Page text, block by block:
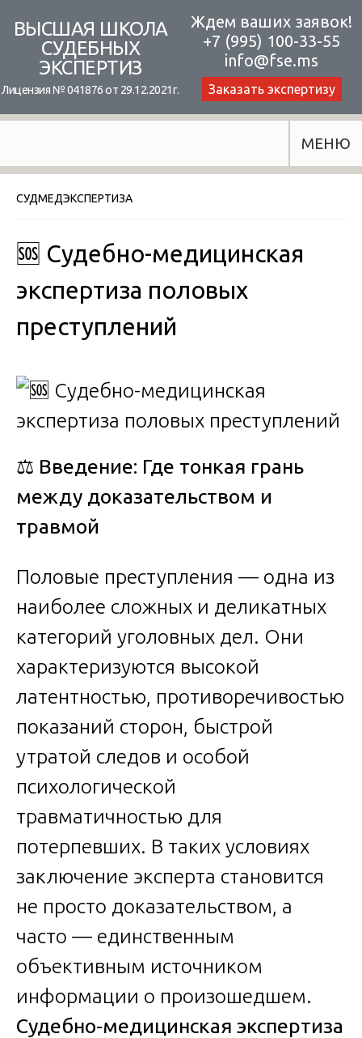
content
ВЫСШАЯ ШКОЛА
СУДЕБНЫХ
ЭКСПЕРТИЗ
Лицензия № 041876 от 29.12.2021г.
Ждем ваших заявок!
+7 (995) 100-33-55
info@fse.ms
Заказать экспертизу
МЕНЮ
СУДМЕДЭКСПЕРТИЗА
🆘 Судебно-медицинская
экспертиза половых
преступлений
⚖️ Введение: Где тонкая грань
между доказательством и
травмой
Половые преступления — одна из
наиболее сложных и деликатных
категорий уголовных дел. Они
характеризуются высокой
латентностью, противоречивостью
показаний сторон, быстрой
утратой следов и особой
психологической
травматичностью для
потерпевших. В таких условиях
заключение эксперта становится
не просто доказательством, а
часто — единственным
объективным источником
информации о произошедшем.
Судебно-медицинская экспертиза